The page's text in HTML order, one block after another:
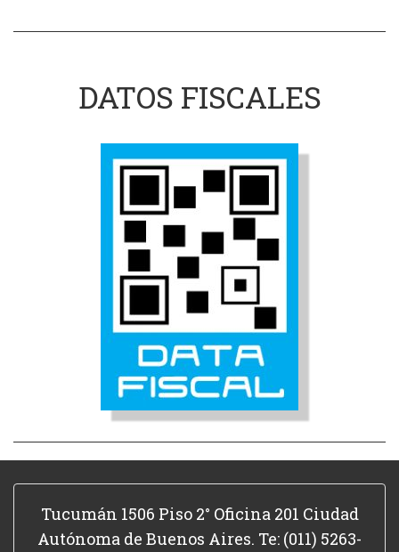
DATOS FISCALES
Tucumán 1506 Piso 2° Oficina 201 Ciudad
Autónoma de Buenos Aires. Te: (011) 5263-